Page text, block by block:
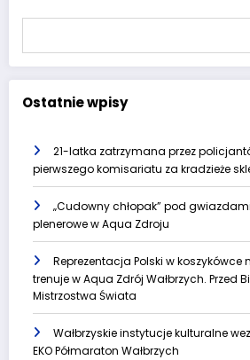
Ostatnie wpisy
21-latka zatrzymana przez
pierwszego komisariatu za kradzieże
„Cudowny chłopak” pod
plenerowe w Aqua Zdroju
Reprezentacja Polski w
trenuje w Aqua Zdrój Wałbrzych. Przed
Mistrzostwa Świata
Wałbrzyskie instytucje kulturalne
EKO Półmaraton Wałbrzych